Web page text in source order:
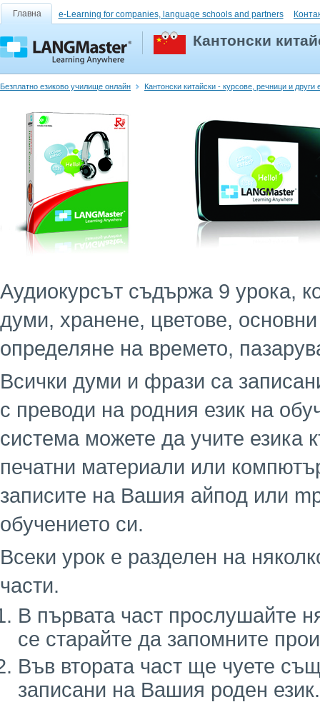
Главна e-Learning for companies, language schools and partners
Кантонски
Безплатно езиково училище онлайн Кантонски китайски - курсове, речници и други
Аудиокурсът съдържа 9 урока,
думи, хранене, цветове,
определяне на времето,
Всички думи и фрази са
с преводи на родния език на
система можете да учите езика
печатни материали или
записите на Вашия айпод или
обучението си.
Всеки урок е разделен на
части.
В първата част прослушайте
се старайте да запомните
Във втората част ще чуете
записани на Вашия роден език.